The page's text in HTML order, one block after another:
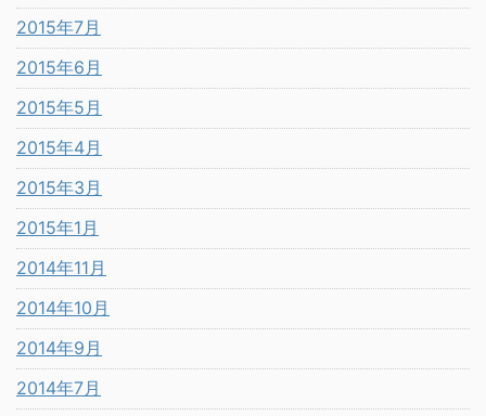
2015年7月
2015年6月
2015年5月
2015年4月
2015年3月
2015年1月
2014年11月
2014年10月
2014年9月
2014年7月